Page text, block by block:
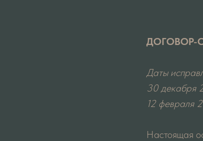
ДОГОВОР-
Даты
30 декабря
12 февраля
Настоящая